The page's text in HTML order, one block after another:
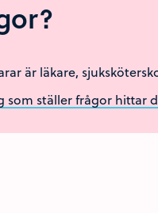
är läkare,
ställer frågor hittar